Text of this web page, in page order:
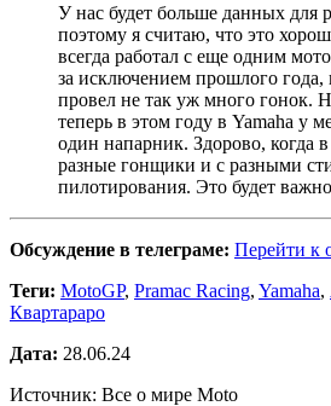
У нас будет больше данных для
поэтому я считаю, что это
всегда работал с еще одним
за исключением прошлого года,
провел не так уж много гонок.
теперь в этом году в Yamaha у
один напарник. Здорово, когда
разные гонщики и с разными
пилотирования. Это будет
Обсуждение в телеграме: Перейти к
Теги: MotoGP, Pramac Racing, Yamaha,
Квартараро
Дата: 28.06.24
Источник: Все о мире Moto